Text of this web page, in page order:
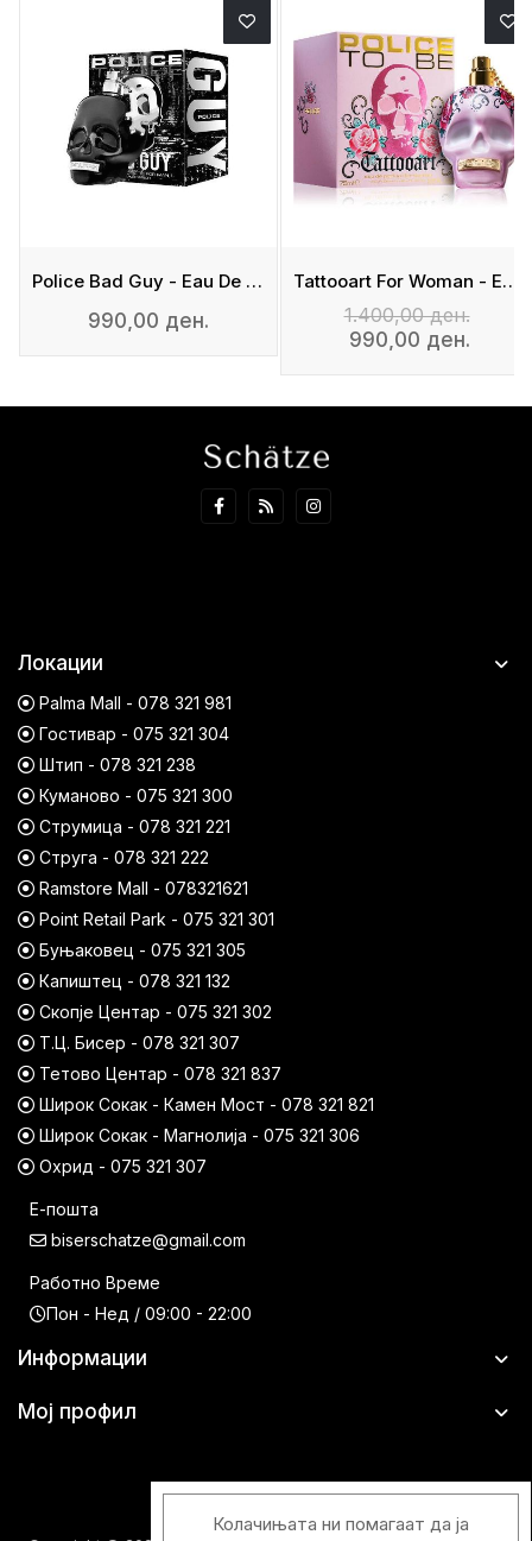
Police Bad Guy - Eau De Toilette For Man
990,00 ден.
Tattooart For Woman - Eau De Parfum
1.400,00 ден.
990,00 ден.
Локации
Palma Mall - 078 321 981
Гостивар - 075 321 304
Штип - 078 321 238
Куманово - 075 321 300
Струмица - 078 321 221
Струга - 078 321 222
Ramstore Mall - 078321621
Point Retail Park - 075 321 301
Буњаковец - 075 321 305
Капиштец - 078 321 132
Скопје Центар - 075 321 302
Т.Ц. Бисер - 078 321 307
Тетово Центар - 078 321 837
Широк Сокак - Камен Мост - 078 321 821
Широк Сокак - Магнолија - 075 321 306
Охрид - 075 321 307
Е-пошта
biserschatze@gmail.com
Работно Време
Пон - Нед / 09:00 - 22:00
Информации
Мој профил
Колачињата ни помагаат да ја